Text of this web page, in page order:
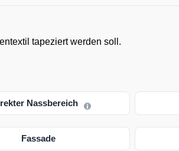
tapeziert werden soll.
Nassbereich
Fassade